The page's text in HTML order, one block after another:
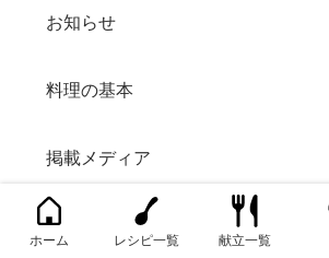
ホーム レシピ一覧 献立一覧
お知らせ
料理の基本
掲載メディア
私たちについて